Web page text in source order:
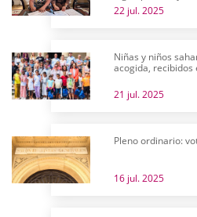
22 jul. 2025
Niñas y niños
acogida, recibidos
21 jul. 2025
Pleno ordinario:
16 jul. 2025